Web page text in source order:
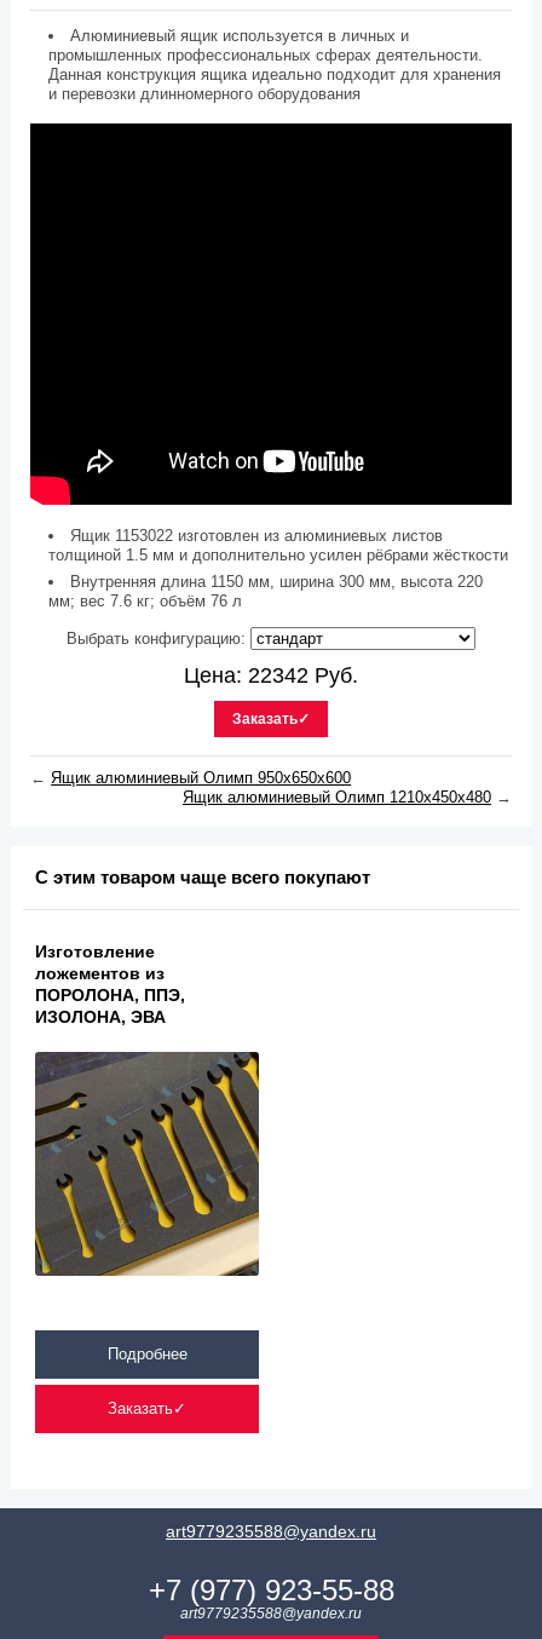
Алюминиевый ящик используется в личных и
промышленных профессиональных сферах деятельности.
Данная конструкция ящика идеально подходит для хранения
и перевозки длинномерного оборудования
Ящик 1153022 изготовлен из алюминиевых листов
толщиной 1.5 мм и дополнительно усилен рёбрами жёсткости
Внутренняя длина 1150 мм, ширина 300 мм, высота 220
мм; вес 7.6 кг; объём 76 л
Выбрать конфигурацию:
Цена: 22342 Руб.
Заказать✓
← Ящик алюминиевый Олимп 950х650х600
Ящик алюминиевый Олимп 1210х450х480→
С этим товаром чаще всего покупают
Изготовление
ложементов из
ПОРОЛОНА, ППЭ,
ИЗОЛОНА, ЭВА
Подробнее
Заказать✓
art9779235588@yandex.ru
+7 (977) 923-55-88
art9779235588@yandex.ru